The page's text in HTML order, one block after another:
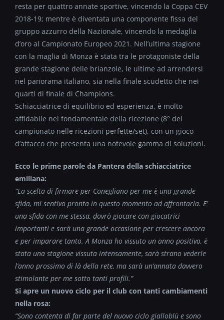
resta per quattro annate sportive, vincendo la Coppa CEV
2018-19; mentre è diventata una componente fissa del
gruppo azzurro della Nazionale, vincendo la medaglia
d’oro al Campionato Europeo 2021. Nell’ultima stagione
con la maglia di Monza è stata tra le protagoniste della
grande stagione delle brianzole, le ultime ad arrendersi
nel panorama italiano, sia nella finale scudetto che nei
quarti di finale di Champions.
Schiacciatrice di equilibrio ed esperienza, è molto
affidabile nel fondamentale della ricezione (8° del
campionato nelle ricezioni perfette/set), con un gioco
d’attacco che presenta una notevole gamma di soluzioni.
Ecco le prime parole da Pantera della schiacciatrice
emiliana:
“La scelta di firmare per Conegliano per me è una grande
sfida, mi sentivo pronta in questo momento ad affrontarla. E’
una sfida con me stessa, dovrò giocare con giocatrici
importanti e sarà una grande occasione per crescere ancora
e per imparare tanto. A Monza ho vissuto un anno positivo, è
stata una stagione vissuta intensamente, sarà strano vederle
l’anno prossimo di là della rete, ma sarà un’annata davvero
stimolante per me sotto tanti profili.”
Si apre un nuovo ciclo per il club con tanti cambiamenti
nella rosa:
“Sono contenta di far parte del nuovo ciclo gialloblù e sono